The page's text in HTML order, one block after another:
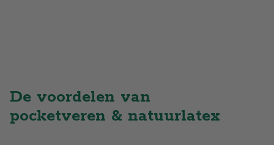
De voordelen van
pocketveren & natuurlatex